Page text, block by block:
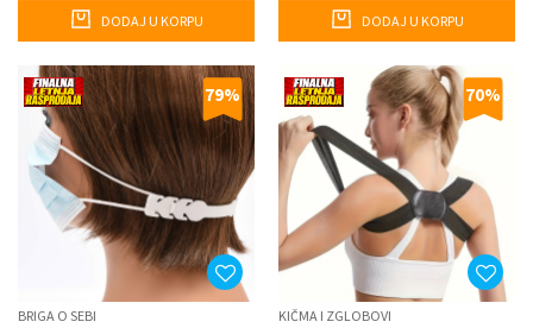
DODAJ U KORPU DODAJ U KORPU
79%
BRIGA O SEBI
70%
KIČMA I ZGLOBOVI